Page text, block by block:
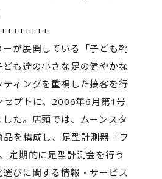
が展開している「子ども靴
も達の小さな足の健やかな
ィングを重視した接客を行
セプトに、2006年6月第1号
た。店頭では、ムーンスタ
を構成し、足型計測器「フ
定期的に足型計測会を行う
びに関する情報・サービス